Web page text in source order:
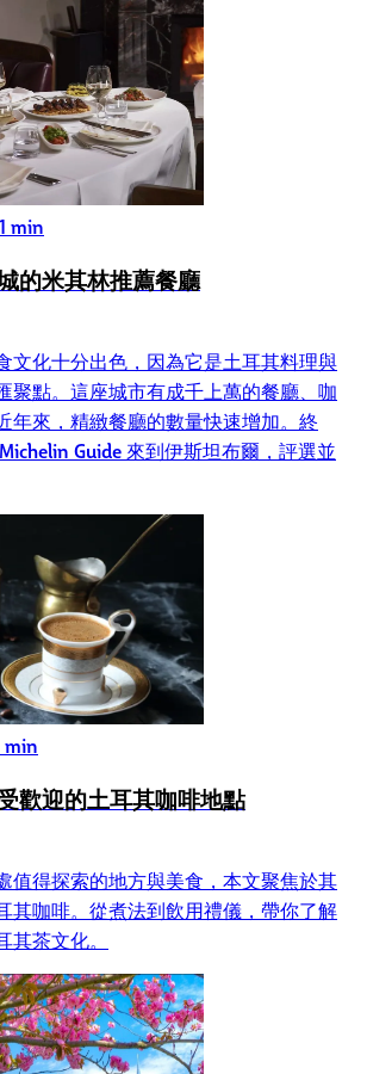
1 min
的米其林推薦餐廳
文化十分出色，因為它是土耳其料理與
聚點。這座城市有成千上萬的餐廳、咖
年來，精緻餐廳的數量快速增加。終
Guide 來到伊斯坦布爾，評選並
min
歡迎的土耳其咖啡地點
值得探索的地方與美食，本文聚焦於其
其咖啡。從煮法到飲用禮儀，帶你了解
茶文化。